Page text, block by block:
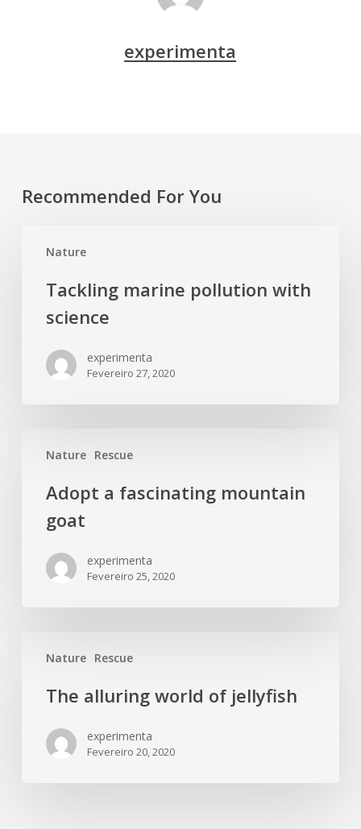
experimenta
Recommended For You
Nature
marine
science
Tackling marine pollution with
science
experimenta
Fevereiro 27, 2020
Nature Rescue
mountain
Adopt a fascinating mountain
goat
experimenta
Fevereiro 25, 2020
Nature Rescue
alluring
jellyfish
The alluring world of jellyfish
experimenta
Fevereiro 20, 2020